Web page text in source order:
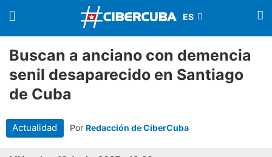
Buscan a anciano con demencia
senil desaparecido en Santiago
de Cuba
Actualidad Por Redacción de CiberCuba